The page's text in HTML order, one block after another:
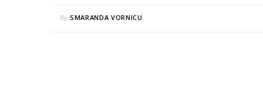
By SMARANDA VORNICU